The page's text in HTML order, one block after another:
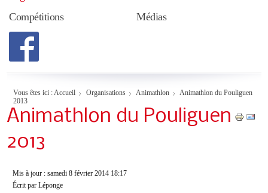
Compétitions
Médias
Vous êtes ici :Accueil Organisations Animathlon
Animathlon du Pouliguen
2013
Animathlon du Pouliguen
2013
Mis à jour : samedi 8 février 2014 18:17
Écrit par Léponge